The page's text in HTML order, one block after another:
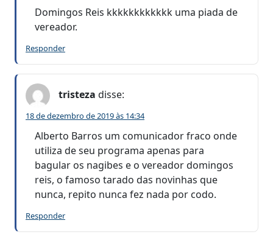
Domingos Reis kkkkkkkkkkkk uma piada de
vereador.
Responder
tristeza disse:
18 de dezembro de 2019 às 14:34
Alberto Barros um comunicador fraco onde
utiliza de seu programa apenas para
bagular os nagibes e o vereador domingos
reis, o famoso tarado das novinhas que
nunca, repito nunca fez nada por codo.
Responder